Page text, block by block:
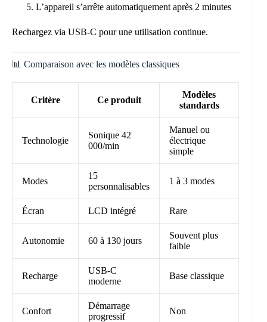
L’appareil s’arrête automatiquement après 2 minutes
Rechargez via USB-C pour une utilisation continue.
📊 Comparaison avec les modèles classiques
Critère Ce produit
Modèles
standards
Technologie
Sonique 42
000/min
Manuel ou
électrique
simple
Modes
15
personnalisables
1 à 3 modes
Écran LCD intégré Rare
Autonomie 60 à 130 jours
Souvent plus
faible
Recharge
USB-C
moderne
Base classique
Confort
Démarrage
progressif
Non